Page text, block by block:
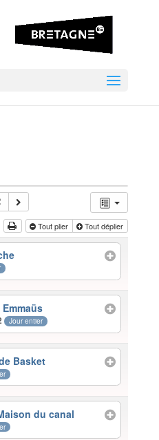
Tout plier Tout déplier
Jour entier
Basket
du canal